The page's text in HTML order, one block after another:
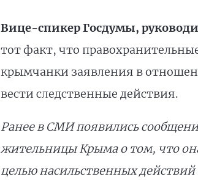
Вице-спикер Госдумы,
тот факт, что
крымчанки заявления в
вести следственные действия.
Ранее в СМИ появились
жительницы Крыма о том, что
целью насильственных